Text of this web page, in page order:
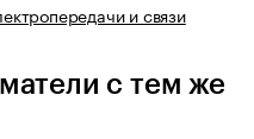
и связи
с тем же